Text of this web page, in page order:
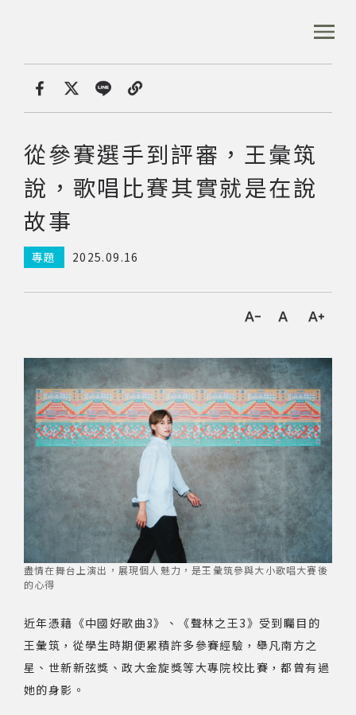
:::
首頁 專文專區
從參賽選手到評審，王彙筑
說，歌唱比賽其實就是在說
故事
專題 2025.09.16
盡情在舞台上演出，展現個人魅力，是王彙筑參與大小歌唱大賽後
的心得
近年憑藉《中國好歌曲3》、《聲林之王3》受到矚目的
王彙筑，從學生時期便累積許多參賽經驗，舉凡南方之
星、世新新弦獎、政大金旋獎等大專院校比賽，都曾有過
她的身影。
首頁
音樂資料庫
音樂人口述歷史
數位典藏
網站導覽
關於資料庫
音樂空間
音樂獎項
組織協會
曲目統計表
臺北流行音樂中心